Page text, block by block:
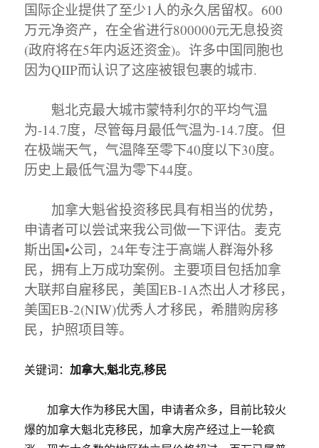
国际企业提供了至少1人的永久居留权。600
万元净资产，在全省进行800000元无息投资
(政府将在5年内返还资金)。许多中国同胞也
因为QIIP而认识了这座被银包裹的城市.
魁北克最大城市蒙特利尔的平均气温
为-14.7度，尽管每月最低气温为-14.7度。但
在极端天气，气温降至零下40度以下30度。
历史上最低气温为零下44度。
加拿大魁省投资移民具有相当的优势，
申请者可以尝试来我公司做一下评估。麦克
斯出国•公司，24年专注于高端人群海外移
民，拥有上万成功案例。主要项目包括加拿
大联邦自雇移民，美国EB-1A杰出人才移民，
美国EB-2(NIW)优秀人才移民，希腊购房移
民，护照项目等。
关键词：加拿大,魁北克,移民
加拿大作为移民大国，申请者众多，目前比较火
爆的加拿大魁北克移民，加拿大房产经过上一轮疯